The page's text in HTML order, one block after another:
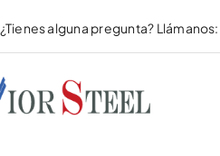
¿Tienes alguna pregunta? Llámanos: